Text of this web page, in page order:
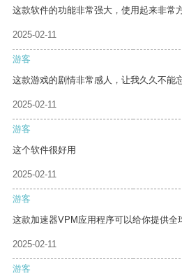
这款软件的功能非常强大，使用起来非常方
2025-02-11
游客
这款游戏的剧情非常感人，让我久久不能忘
2025-02-11
游客
这个软件很好用
2025-02-11
游客
这款加速器VPM应用程序可以给你提供全
2025-02-11
游客